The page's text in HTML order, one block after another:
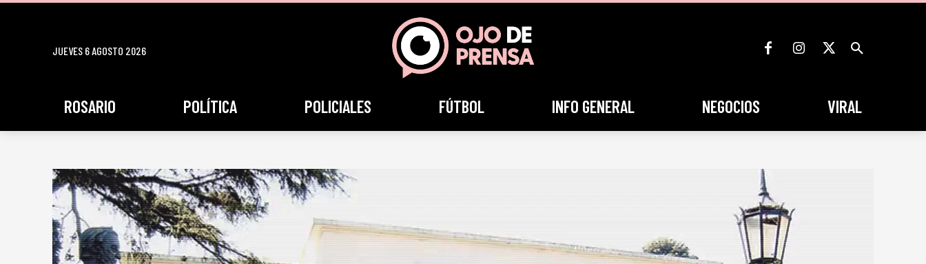
JUEVES 6 AGOSTO 2026
ROSARIO POLÍTICA POLICIALES FÚTBOL INFO GENERAL NEGOCIOS VIRAL